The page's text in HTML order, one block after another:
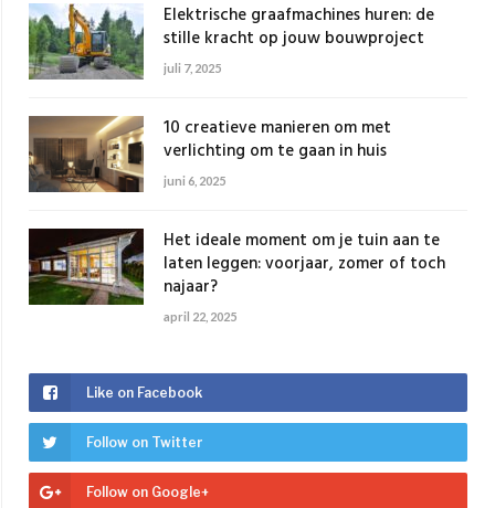
Elektrische graafmachines huren: de
stille kracht op jouw bouwproject
juli 7, 2025
10 creatieve manieren om met
verlichting om te gaan in huis
juni 6, 2025
Het ideale moment om je tuin aan te
laten leggen: voorjaar, zomer of toch
najaar?
april 22, 2025
Like on Facebook
Follow on Twitter
Follow on Google+